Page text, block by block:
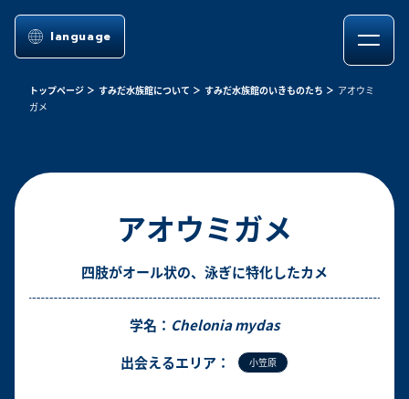
language
トップページ すみだ水族館について すみだ水族館のいきものたち
アオウミ
ガメ
アオウミガメ
四肢がオール状の、泳ぎに特化したカメ
学名： Chelonia mydas
出会えるエリア：
小笠原